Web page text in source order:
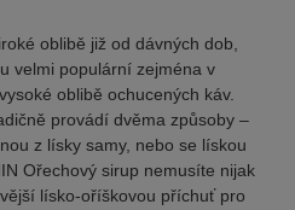
oblibě již od dávných dob,
velmi populární zejména v
oblibě ochucených káv.
provádí dvěma způsoby –
z lísky samy, nebo se lískou
Ořechový sirup nemusíte nijak
lísko-oříškovou příchuť pro